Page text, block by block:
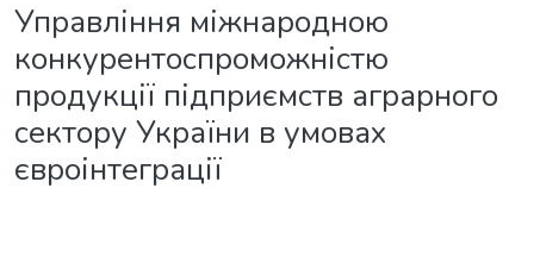
Управління міжнародною
конкурентоспроможністю
продукції підприємств аграрного
сектору України в умовах
євроінтеграції